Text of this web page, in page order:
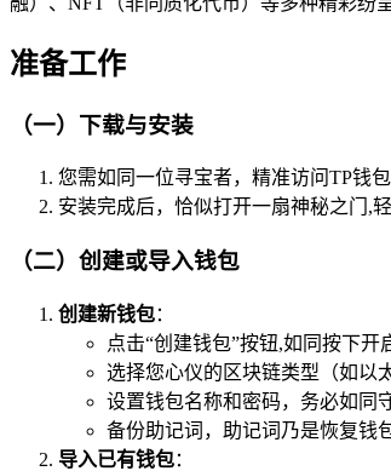
准备工作
（一）下载与安装
您需如同一位寻宝者，精准访问TP钱
安装完成后，恰似打开一扇神秘之门,
（二）创建或导入钱包
创建新钱包：
点击“创建钱包”按钮,如同按下开
选择您心仪的区块链类型（如以
设置钱包名称和密码，务必如同
备份助记词，助记词乃是恢复钱
导入已有钱包：